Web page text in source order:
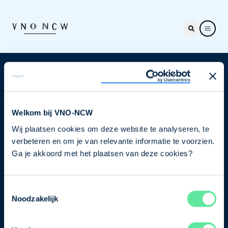
Welkom bij VNO-NCW
Wij plaatsen cookies om deze website te analyseren, te
verbeteren en om je van relevante informatie te voorzien.
Ga je akkoord met het plaatsen van deze cookies?
Noodzakelijk
Nieuwsbrief
je nu in voor de VNO-NCW nieuwsbrief.
Schrijf je in
Direct naar
Ons verhaal